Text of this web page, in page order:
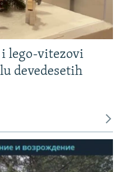
lego-vitezovi
devedesetih